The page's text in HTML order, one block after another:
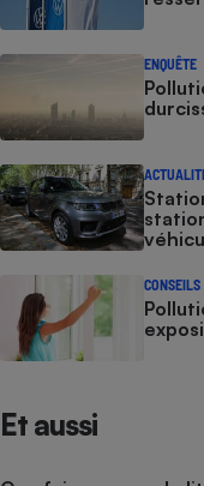
ENQUÊTE
CONSEILS
Et aussi